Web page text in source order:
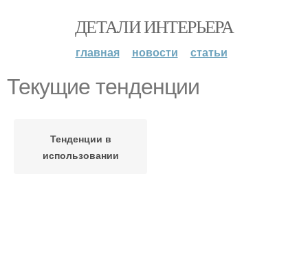
ДЕТАЛИ ИНТЕРЬЕРА
главная новости статьи
Текущие тенденции
Тенденции в
использовании